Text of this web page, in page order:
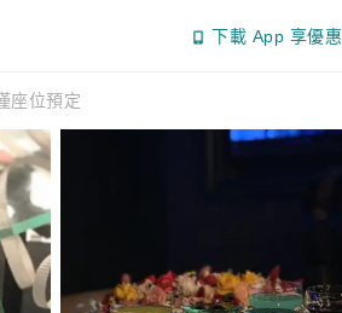
下載 App 享優惠
座位預定